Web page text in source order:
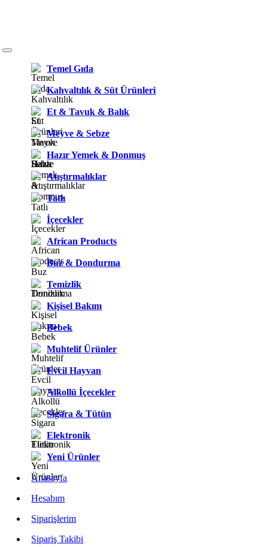
Temel Gıda
Kahvaltılık & Süt Ürünleri
Et & Tavuk & Balık
Meyve & Sebze
Hazır Yemek & Donmuş
Atıştırmalıklar
Tatlı
İçecekler
African Products
Buz & Dondurma
Temizlik
Kişisel Bakım
Bebek
Muhtelif Ürünler
Evcil Hayvan
Alkollü İçecekler
Sigara & Tütün
Elektronik
Yeni Ürünler
Anasayfa
Hesabım
Siparişlerim
Sipariş Takibi